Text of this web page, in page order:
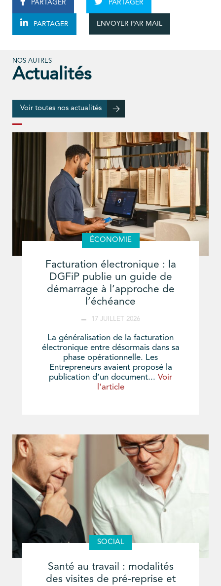
PARTAGER PARTAGER
PARTAGER ENVOYER PAR MAIL
NOS AUTRES
Actualités
Voir toutes nos actualités
ÉCONOMIE
Facturation électronique : la
DGFiP publie un guide de
démarrage à l’approche de
l’échéance
17 JUILLET 2026
La généralisation de la facturation
électronique entre désormais dans sa
phase opérationnelle. Les
Entrepreneurs avaient proposé la
publication d’un document... Voir
l'article
SOCIAL
Santé au travail : modalités
des visites de pré-reprise et